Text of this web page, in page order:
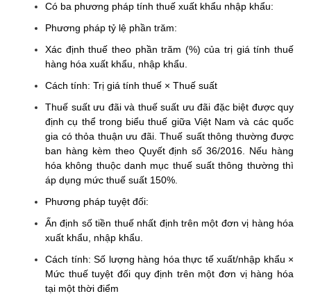
Có ba phương pháp tính thuế xuất khẩu nhập khẩu:
Phương pháp tỷ lệ phần trăm:
Xác định thuế theo phần trăm (%) của trị giá tính thuế
hàng hóa xuất khẩu, nhập khẩu.
Cách tính: Trị giá tính thuế × Thuế suất
Thuế suất ưu đãi và thuế suất ưu đãi đặc biệt được quy
định cụ thể trong biểu thuế giữa Việt Nam và các quốc
gia có thỏa thuận ưu đãi. Thuế suất thông thường được
ban hàng kèm theo Quyết định số 36/2016. Nếu hàng
hóa không thuộc danh mục thuế suất thông thường thì
áp dụng mức thuế suất 150%.
Phương pháp tuyệt đối:
Ấn định số tiền thuế nhất định trên một đơn vị hàng hóa
xuất khẩu, nhập khẩu.
Cách tính: Số lượng hàng hóa thực tế xuất/nhập khẩu ×
Mức thuế tuyệt đối quy định trên một đơn vị hàng hóa
tại một thời điểm